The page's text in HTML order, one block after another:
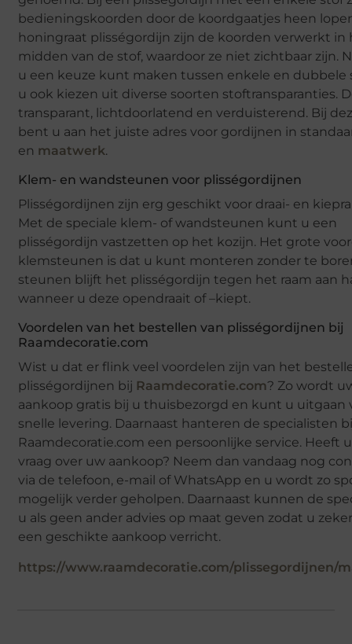
bedieningskoorden door de koordgaatjes heen
honingraat plisségordijn zijn de koorden verwerkt in
midden van de stof, waardoor ze niet zichtbaar zijn.
u een keuze kunt maken tussen enkele en dubbele
u ook kiezen uit diverse soorten stoftransparanties.
transparant, lichtdoorlatend en verduisterend. Bij
bent u aan het juiste adres voor gordijnen in
en maatwerk.
Klem- en wandsteunen voor plisségordijnen
Plisségordijnen zijn erg geschikt voor draai- en
Met de speciale klem- of wandsteunen kunt u een
plisségordijn vastzetten op het kozijn. Het grote
klemsteunen is dat u kunt monteren zonder te
steunen blijft het plisségordijn tegen het raam aan
wanneer u deze opendraait of –kiept.
Voordelen van het bestellen van plisségordijnen bij
Raamdecoratie.com
Wist u dat er flink veel voordelen zijn van het
plisségordijnen bij Raamdecoratie.com? Zo wordt
aankoop gratis bij u thuisbezorgd en kunt u uitgaan
snelle levering. Daarnaast hanteren de specialisten
Raamdecoratie.com een persoonlijke service. Heeft
vraag over uw aankoop? Neem dan vandaag nog
via de telefoon, e-mail of WhatsApp en u wordt zo
mogelijk verder geholpen. Daarnaast kunnen de
u als geen ander advies op maat geven zodat u
een geschikte aankoop verricht.
https://www.raamdecoratie.com/plissegordijnen/